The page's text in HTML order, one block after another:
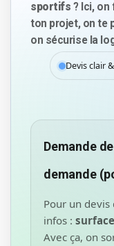
sportifs ? Ici, on
ton projet, on te
on sécurise la
Devis clair
Demande
demande
Pour un
infos : surface
Avec ça, on